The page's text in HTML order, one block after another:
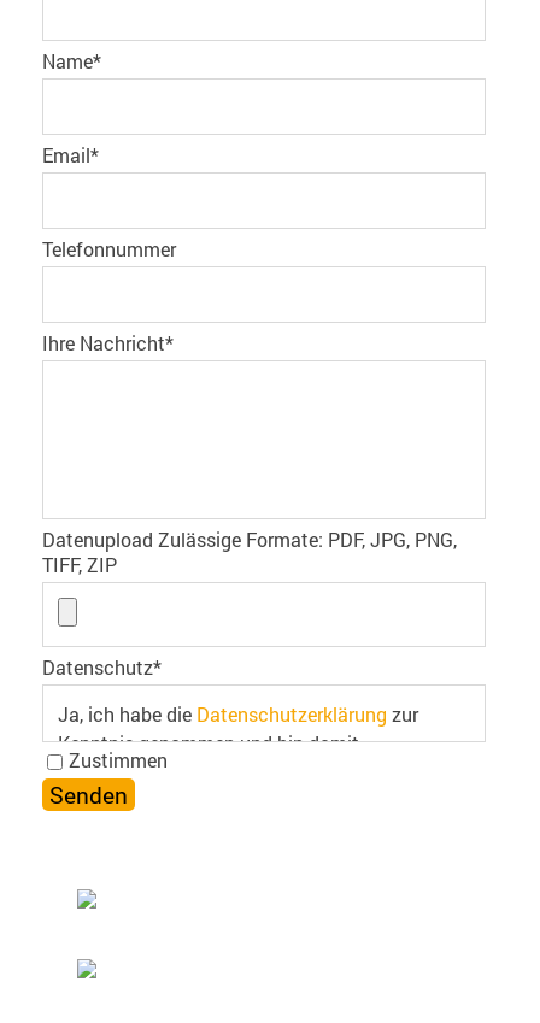
Name*
Email*
Telefonnummer
Ihre Nachricht*
Datenupload Zulässige Formate: PDF, JPG, PNG,
TIFF, ZIP
Datenschutz*
Ja, ich habe die Datenschutzerklärung zur
Kenntnis genommen und bin damit
einverstanden.
Zustimmen
853702